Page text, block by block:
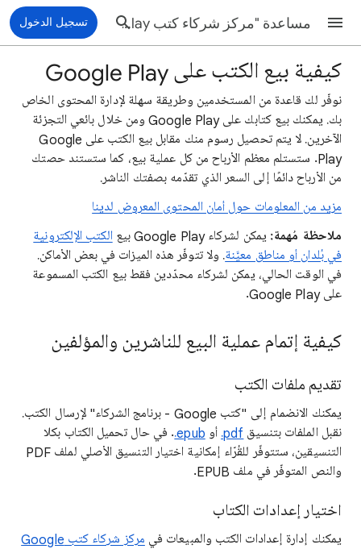
مساعدة "مركز شركاء كتب Google Play" تسجيل الدخول
كيفية بيع الكتب على Google Play
نوفّر لك قاعدة من المستخدمين وطريقة سهلة لإدارة المحتوى الخاص
بك. يمكنك بيع كتابك على Google Play ومن خلال بائعي التجزئة
الآخرين. لا يتم تحصيل رسوم منك مقابل بيع الكتب على Google
Play. ستستلم معظم الأرباح من كل عملية بيع، كما ستستند حصتك
من الأرباح دائمًا إلى السعر الذي تقدّمه بصفتك الناشر.
مزيد من المعلومات حول أمان المحتوى المعروض لدينا
ملاحظة مُهمة: يمكن لشركاء Google Play بيع
الكتب الإلكترونية
في بُلدان أو مناطق معيَّنة. ولا تتوفّر هذه الميزات في بعض الأماكن.
في الوقت الحالي، يمكن لشركاء محدّدين فقط بيع الكتب المسموعة
على Google Play.
كيفية إتمام عملية البيع للناشرين والمؤلفين
تقديم ملفات الكتب
يمكنك الانضمام إلى "كتب Google - برنامج الشركاء" لإرسال الكتب.
نقبل الملفات بتنسيق ‎.pdf أو ‎.epub. في حال تحميل الكتاب بكلا
التنسيقين، ستتوفّر للقُرّاء إمكانية اختيار التنسيق الأصلي لملف PDF
والنص المتوفّر في ملف EPUB.
اختيار إعدادات الكتاب
يمكنك إدارة إعدادات الكتب والمبيعات في
مركز شركاء كتب Google